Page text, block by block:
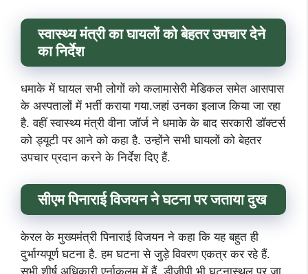
स्वास्थ्य मंत्री का घायलों को बेहतर उपचार देने
का निर्देश
धमाके में घायल सभी लोगों को कलामासेरी मेडिकल समेत आसपास
के अस्पतालों में भर्ती कराया गया.जहां उनका इलाज किया जा रहा
है. वहीं स्वास्थ्य मंत्री वीना जॉर्ज ने धमाके के बाद सरकारी डॉक्टर्स
को ड्यूटी पर आने को कहा है. उन्होंने सभी घायलों को बेहतर
उपचार प्रदान करने के निर्देश दिए हैं.
सीएम पिनाराई विजयन ने घटना पर जताया दुख
केरल के मुख्यमंत्री पिनाराई विजयन ने कहा कि यह बहुत ही
दुर्भाग्यपूर्ण घटना है. हम घटना से जुड़े विवरण एकत्र कर रहे हैं.
सभी शीर्ष अधिकारी एर्नाकुलम में हैं. डीजीपी भी घटनास्थल पर जा